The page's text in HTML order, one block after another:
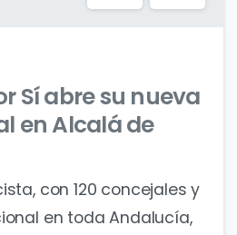
Sí abre su nueva
en Alcalá de
con 120 concejales y
en toda Andalucía,